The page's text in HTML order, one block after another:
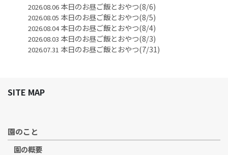
2026.08.06本日のお昼ご飯とおやつ(8/6)
2026.08.05 本日のお昼ご飯とおやつ(8/5)
2026.08.04本日のお昼ご飯とおやつ(8/4)
2026.08.03 本日のお昼ご飯とおやつ(8/3)
2026.07.31 本日のお昼ご飯とおやつ(7/31)
SITE MAP
園のこと
園の概要